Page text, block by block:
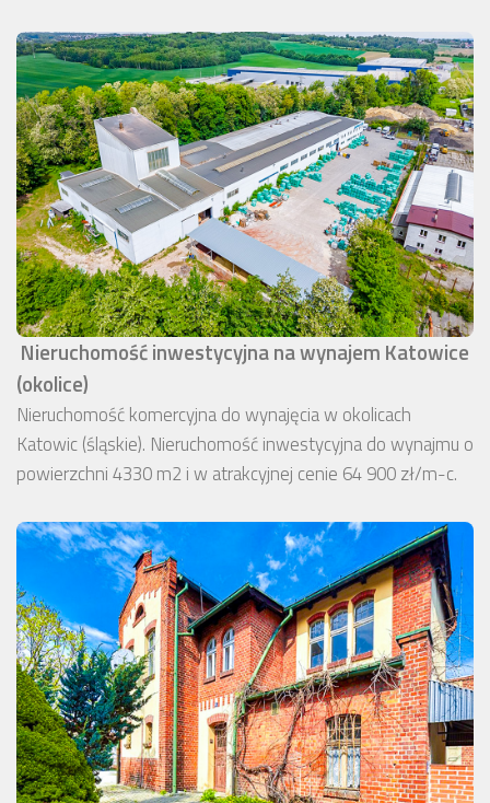
Nieruchomość inwestycyjna na wynajem Katowice
(okolice)
Nieruchomość komercyjna do wynajęcia w okolicach
Katowic (śląskie). Nieruchomość inwestycyjna do wynajmu o
powierzchni 4330 m2 i w atrakcyjnej cenie 64 900 zł/m-c.